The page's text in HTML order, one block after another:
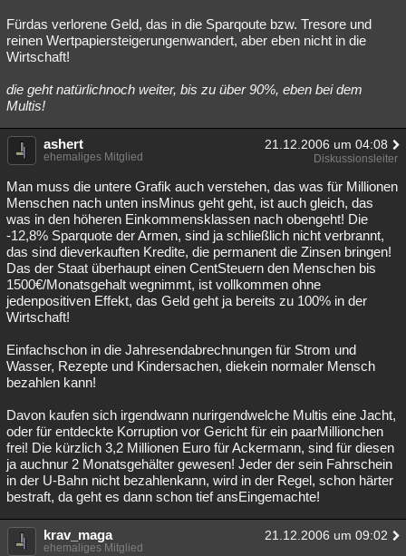
Fürdas verlorene Geld, das in die Sparqoute bzw. Tresore und
reinen Wertpapiersteigerungenwandert, aber eben nicht in die
Wirtschaft!
die geht natürlichnoch weiter, bis zu über 90%, eben bei dem
Multis!
ashert 21.12.2006 um 04:08
ehemaliges Mitglied Diskussionsleiter
Man muss die untere Grafik auch verstehen, das was für Millionen
Menschen nach unten insMinus geht geht, ist auch gleich, das
was in den höheren Einkommensklassen nach obengeht! Die
-12,8% Sparquote der Armen, sind ja schließlich nicht verbrannt,
das sind dieverkauften Kredite, die permanent die Zinsen bringen!
Das der Staat überhaupt einen CentSteuern den Menschen bis
1500€/Monatsgehalt wegnimmt, ist vollkommen ohne
jedenpositiven Effekt, das Geld geht ja bereits zu 100% in der
Wirtschaft!
Einfachschon in die Jahresendabrechnungen für Strom und
Wasser, Rezepte und Kindersachen, diekein normaler Mensch
bezahlen kann!
Davon kaufen sich irgendwann nurirgendwelche Multis eine Jacht,
oder für entdeckte Korruption vor Gericht für ein paarMillionchen
frei! Die kürzlich 3,2 Millionen Euro für Ackermann, sind für diesen
ja auchnur 2 Monatsgehälter gewesen! Jeder der sein Fahrschein
in der U-Bahn nicht bezahlenkann, wird in der Regel, schon härter
bestraft, da geht es dann schon tief ansEingemachte!
krav_maga 21.12.2006 um 09:02
ehemaliges Mitglied